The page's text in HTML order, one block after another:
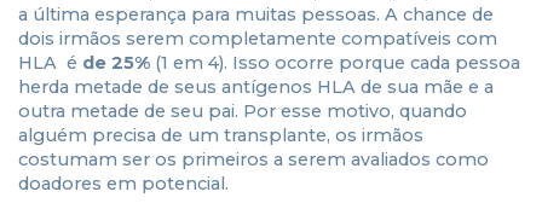
a última esperança para muitas pessoas. A chance de
dois irmãos serem completamente compatíveis com
HLA é de 25% (1 em 4). Isso ocorre porque cada pessoa
herda metade de seus antígenos HLA de sua mãe e a
outra metade de seu pai. Por esse motivo, quando
alguém precisa de um transplante, os irmãos
costumam ser os primeiros a serem avaliados como
doadores em potencial.